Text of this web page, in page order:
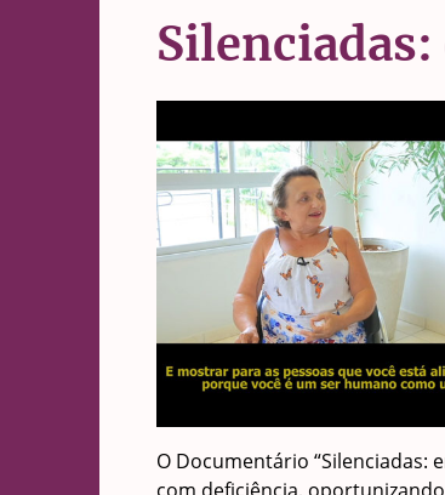
Silenciadas:
O Documentário “Silenciadas: